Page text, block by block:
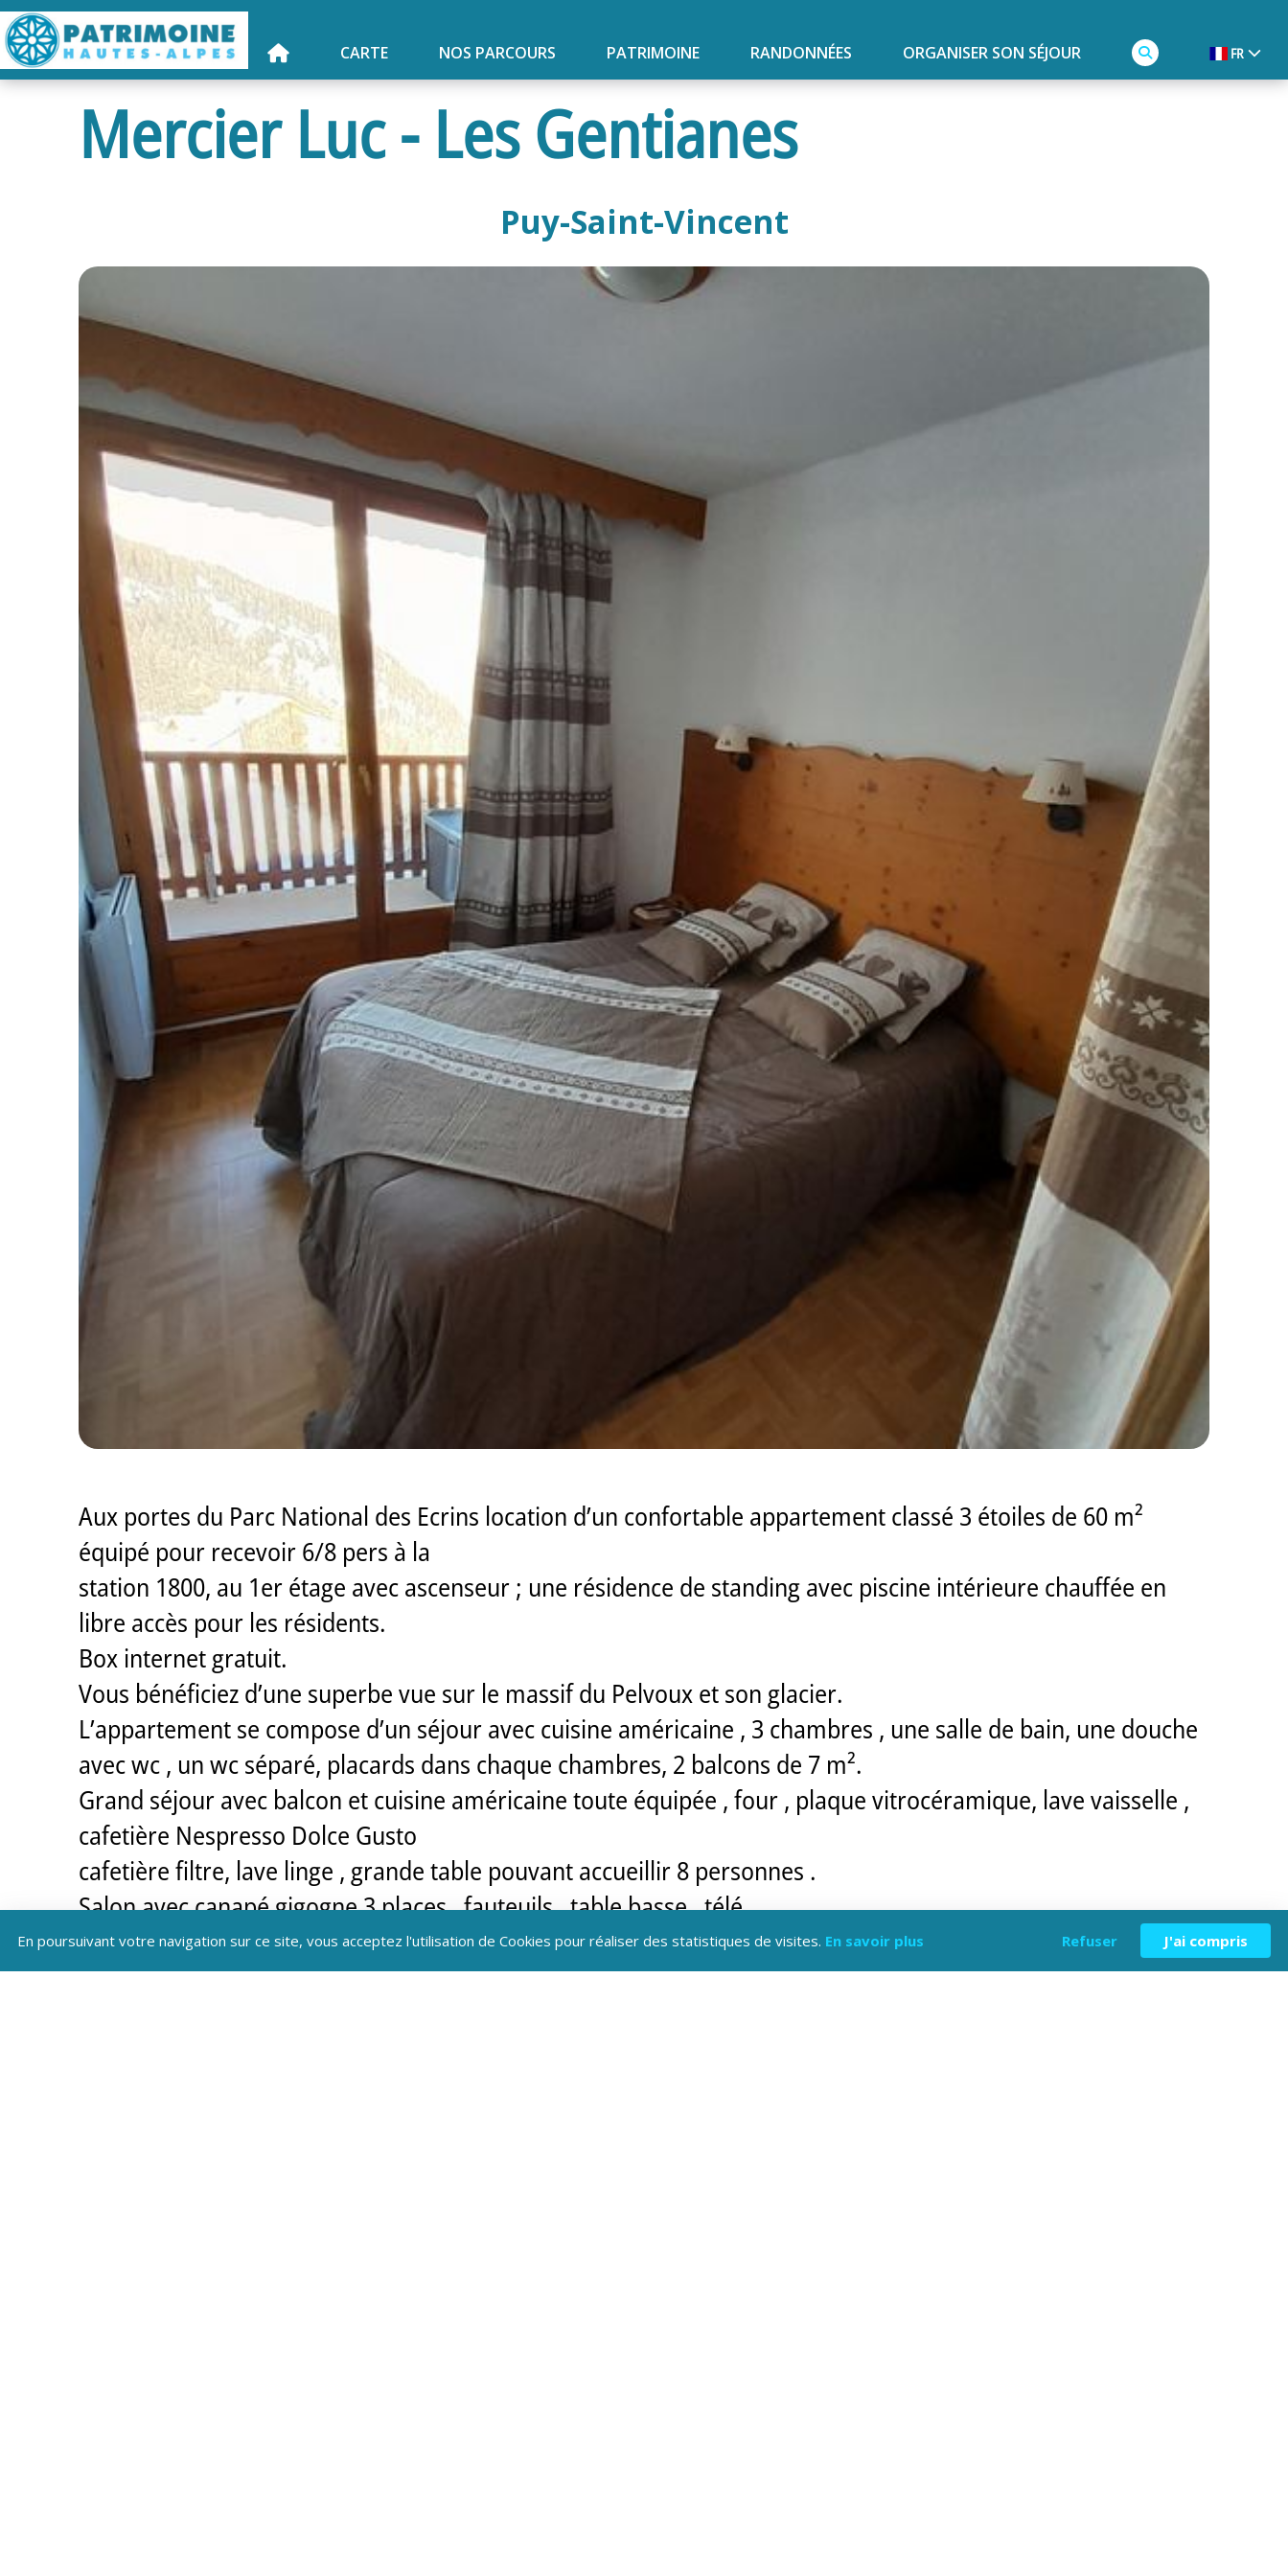
CARTE NOS PARCOURS PATRIMOINE RANDONNÉES ORGANISER SON SÉJOUR FR
Mercier Luc - Les Gentianes
Puy-Saint-Vincent
Aux portes du Parc National des Ecrins location d’un confortable appartement classé 3 étoiles de 60 m²
équipé pour recevoir 6/8 pers à la
station 1800, au 1er étage avec ascenseur ; une résidence de standing avec piscine intérieure chauffée en
libre accès pour les résidents.
Box internet gratuit.
Vous bénéficiez d’une superbe vue sur le massif du Pelvoux et son glacier.
L’appartement se compose d’un séjour avec cuisine américaine , 3 chambres , une salle de bain, une douche
avec wc , un wc séparé, placards dans chaque chambres, 2 balcons de 7 m².
Grand séjour avec balcon et cuisine américaine toute équipée , four , plaque vitrocéramique, lave vaisselle ,
cafetière Nespresso Dolce Gusto
cafetière filtre, lave linge , grande table pouvant accueillir 8 personnes .
Salon avec canapé gigogne 3 places , fauteuils , table basse , télé.
Une chambre avec lit en 140 placard et balcon avec vue sur le Pelvoux,
Deuxième chambre avec 2 lits en 90 avec placard.
En poursuivant votre navigation sur ce site, vous acceptez l'utilisation de Cookies pour réaliser des statistiques de visites. En savoir plus Refuser J'ai compris